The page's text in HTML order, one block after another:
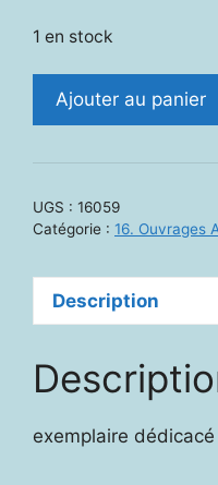
1 en stock
quantité
d'un
ordinaire
Ajouter au panier
UGS : 16059
Catégorie : 16. Ouvrages
Description
exemplaire dédicacé